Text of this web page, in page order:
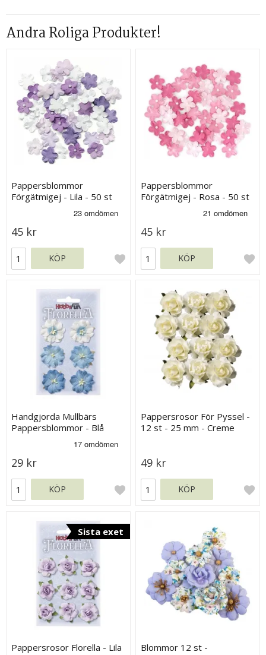
Andra Roliga Produkter!
Pappersblommor
Förgätmigej - Lila - 50 st
45 kr
KÖP
Pappersblommor
Förgätmigej - Rosa - 50 st
45 kr
KÖP
Handgjorda Mullbärs
Pappersblommor - Blå
29 kr
KÖP
Pappersrosor För Pyssel -
12 st - 25 mm - Creme
49 kr
KÖP
Sista exet
Pappersrosor Florella - Lila
Blommor 12 st -